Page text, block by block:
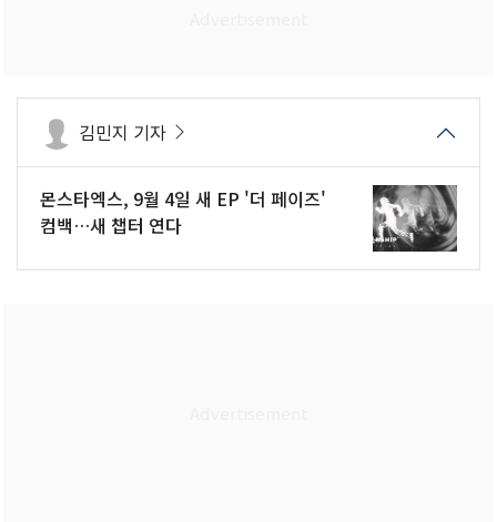
김민지 기자
몬스타엑스, 9월 4일 새 EP '더 페이즈'
컴백…새 챕터 연다